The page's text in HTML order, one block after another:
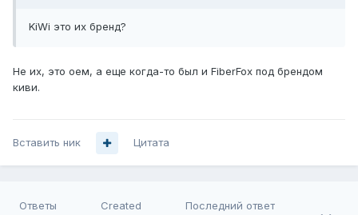
KiWi это их бренд?
Не их, это оем, а еще когда-то был и FiberFox под брендом
киви.
Вставить ник Цитата
Ответы Created Последний ответ